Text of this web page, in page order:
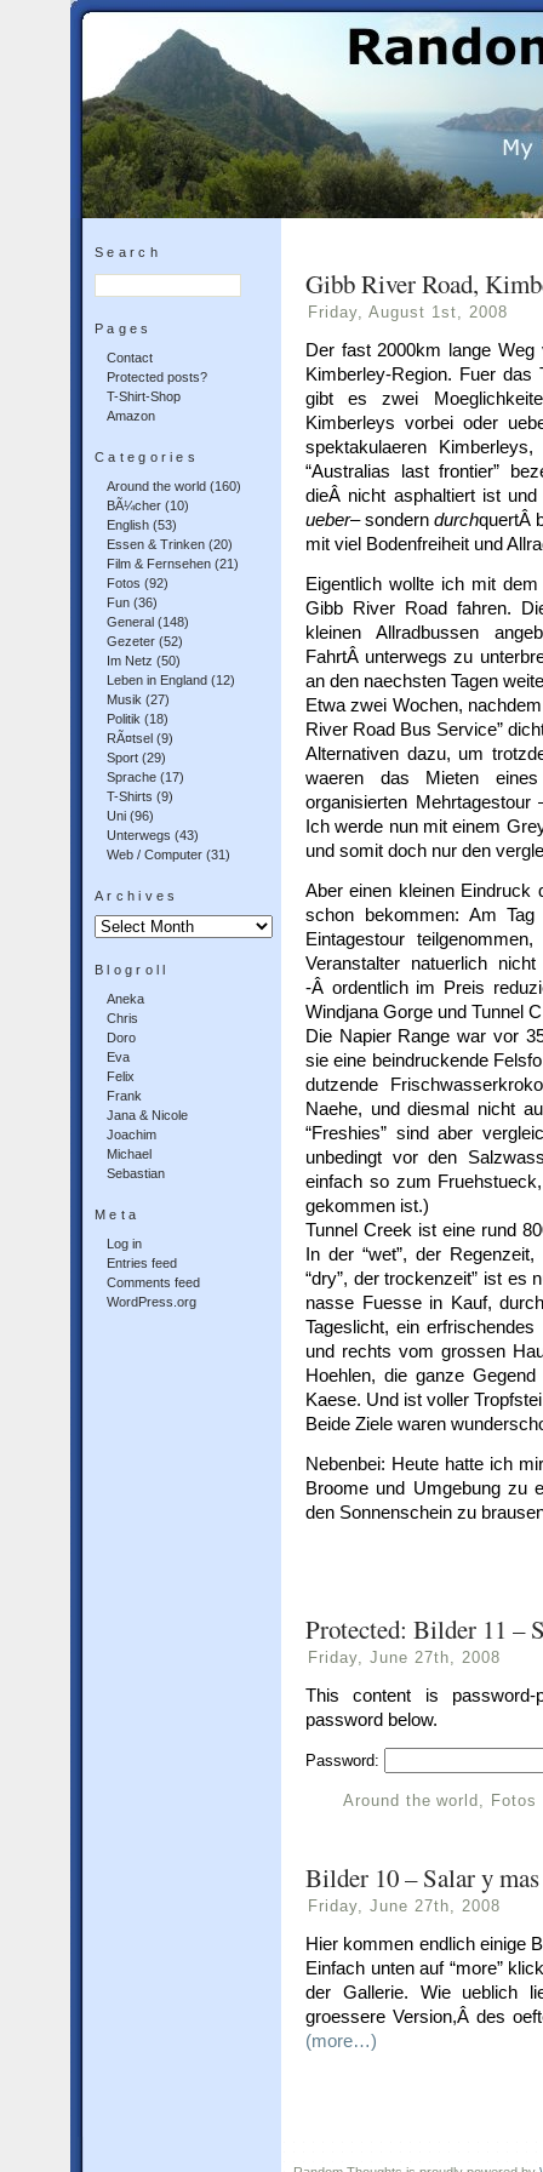
Search
Pages
Contact
Protected posts?
T-Shirt-Shop
Amazon
Categories
Around the world (160)
BÃ¼cher (10)
English (53)
Essen & Trinken (20)
Film & Fernsehen (21)
Fotos (92)
Fun (36)
General (148)
Gezeter (52)
Im Netz (50)
Leben in England (12)
Musik (27)
Politik (18)
RÃ¤tsel (9)
Sport (29)
Sprache (17)
T-Shirts (9)
Uni (96)
Unterwegs (43)
Web / Computer (31)
Archives
Archives
Blogroll
Aneka
Chris
Doro
Eva
Felix
Frank
Jana & Nicole
Joachim
Michael
Sebastian
Meta
Log in
Entries feed
Comments feed
WordPress.org
Gibb River Road,
Friday, August 1st, 2008
Der fast 2000km lange
Kimberley-Region. Fuer
gibt es zwei
Kimberleys vorbei oder
spektakulaeren
“Australias last frontier”
dieÂ nicht asphaltiert ist
ueber– sondern durchquertÂ
mit viel Bodenfreiheit und
Eigentlich wollte ich mit
Gibb River Road fahren.
kleinen Allradbussen
FahrtÂ unterwegs zu
an den naechsten Tagen
Etwa zwei Wochen,
River Road Bus Service”
Alternativen dazu, um
waeren das Mieten
organisierten Mehrtagestour
Ich werde nun mit einem
und somit doch nur den
Aber einen kleinen Eindruck
schon bekommen: Am
Eintagestour
Veranstalter natuerlich
-Â ordentlich im Preis
Windjana Gorge und Tunnel
Die Napier Range war vor
sie eine beindruckende
dutzende
Naehe, und diesmal nicht
“Freshies” sind aber
unbedingt vor den
einfach so zum
gekommen ist.)
Tunnel Creek ist eine rund
In der “wet”, der
“dry”, der trockenzeit” ist es
nasse Fuesse in Kauf,
Tageslicht, ein
und rechts vom grossen
Hoehlen, die ganze
Kaese. Und ist voller
Beide Ziele waren
Nebenbei: Heute hatte ich
Broome und Umgebung zu
den Sonnenschein zu
Protected: Bilder 11 –
Friday, June 27th, 2008
This content is
password below.
Password:
Around the world , Fotos
Bilder 10 – Salar y mas
Friday, June 27th, 2008
Hier kommen endlich einige
Einfach unten auf “more”
der Gallerie. Wie ueblich
groessere Version,Â des
(more…)